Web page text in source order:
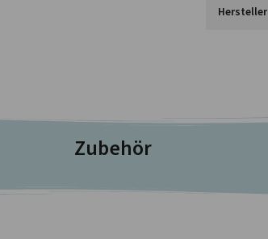
Hersteller
Zubehör